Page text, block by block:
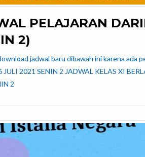
PELAJARAN
2)
jadwal baru dibawah ini karena ada
JULI 2021 SENIN 2 JADWAL KELAS XI
2